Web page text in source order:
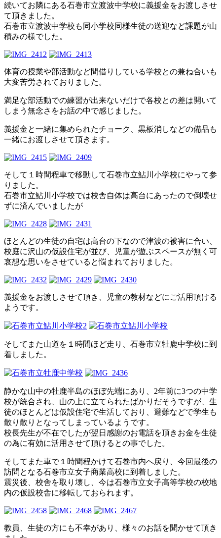
続いてお隣にある石巻市立渡波中学校に義援金をお渡しさせ
て頂きました。
石巻市立渡波中学校も同小学校同様生徒の送迎など課題が山
積みの様でした。
体育の授業や部活動など間借りしている学校との兼ね合いも
大変苦労されておりました。
満足な部活動での練習が出来ないだけで各校との差は開いて
しまう無念さをお話の中で感じました。
義援金と一緒に集められたチョーク、黒板消しなどの備品も
一緒にお渡しさせて頂きます。
そして１時間程車で移動して石巻市立鮎川小学校にやって参
りました。
石巻市立鮎川小学校では校舎自体は高台にあったので倒壊せ
ずに済んでいましたが
ほとんどの生徒の自宅は高台の下なので津波の被害に合い、
校庭に沢山の仮設住宅が並び、児童が遊ぶスペースが無く可
哀想な思いをさせていると悩まれておりました。
義援金をお渡しさせて頂き、児童の教材などにご活用頂ける
ようです。
そしてまた山道を１時間ほど走り、石巻市立牡鹿中学校に到
着しました。
静かな山中の牡鹿半島のほぼ先端にあり、2年前に3つの中学
校が統合され、山の上に立てられたばかりだそうですが、生
徒のほとんどは仮設住宅で生活しており、避難などで学生も
散り散りとなってしまっているようです。
校長先生が不在でしたが翌日感謝のお電話を頂きお金を生徒
の為に有効に活用させて頂けるとの事でした。
そしてまた車で１時間程かけて石巻市内へ戻り、今回最後の
訪問となる石巻市立女子商業高校に到着しました。
震災後、校舎を取り壊し、今は石巻市立女子高等学校の校地
内の仮設校舎に移転しておられます。
教員、生徒の方にも不幸があり、様々のお話を聞かせて頂き